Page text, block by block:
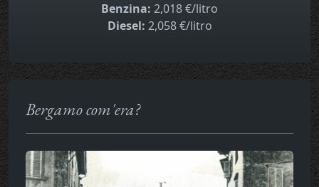
Benzina: 2,018 €/litro
Diesel: 2,058 €/litro
Bergamo com'era?